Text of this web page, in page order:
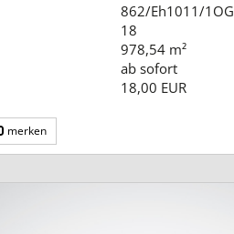
862/Eh1011/1OG
18
978,54 m²
ab sofort
18,00 EUR
merken